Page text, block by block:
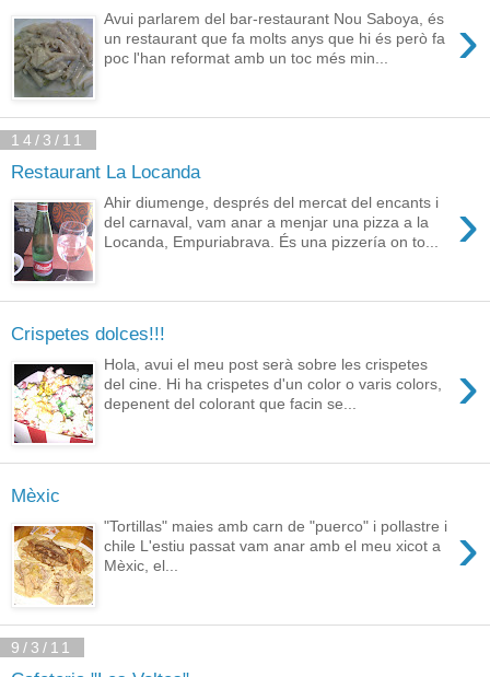
›
Avui parlarem del bar-restaurant Nou Saboya, és
un restaurant que fa molts anys que hi és però fa
poc l'han reformat amb un toc més min...
14/3/11
Restaurant La Locanda
›
Ahir diumenge, després del mercat del encants i
del carnaval, vam anar a menjar una pizza a la
Locanda, Empuriabrava. És una pizzería on to...
Crispetes dolces!!!
›
Hola, avui el meu post serà sobre les crispetes
del cine. Hi ha crispetes d'un color o varis colors,
depenent del colorant que facin se...
Mèxic
›
"Tortillas" maies amb carn de "puerco" i pollastre i
chile L'estiu passat vam anar amb el meu xicot a
Mèxic, el...
9/3/11